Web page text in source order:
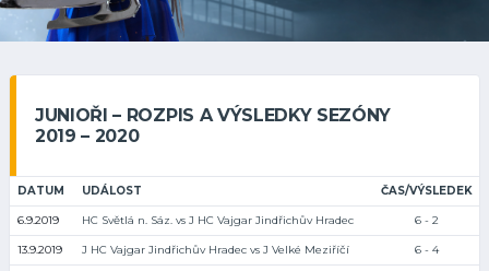
JUNIOŘI – ROZPIS A VÝSLEDKY SEZÓNY
2019 – 2020
DATUM UDÁLOST ČAS/VÝSLEDEK
6.9.2019 HC Světlá n. Sáz. vs J HC Vajgar Jindřichův Hradec 6 - 2
13.9.2019 J HC Vajgar Jindřichův Hradec vs J Velké Meziříčí 6 - 4